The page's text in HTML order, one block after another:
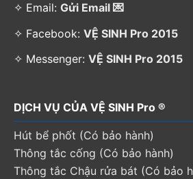
✧ Email: Gửi Email 💌
✧ Facebook: VỆ SINH Pro 2015
✧ Messenger: VỆ SINH Pro 2015
DỊCH VỤ CỦA VỆ SINH Pro ®
Hút bể phốt (Có bảo hành)
Thông tắc cống (Có bảo hành)
Thông tắc Chậu rửa bát (Có bảo